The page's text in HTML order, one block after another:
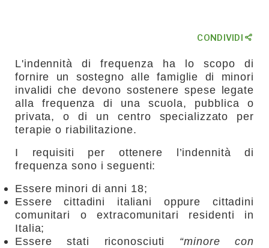
CONDIVIDI
L'indennità di frequenza ha lo scopo di
fornire un sostegno alle famiglie di minori
invalidi che devono sostenere spese legate
alla frequenza di una scuola, pubblica o
privata, o di un centro specializzato per
terapie o riabilitazione.
I requisiti per ottenere l’indennità di
frequenza sono i seguenti:
Essere minori di anni 18;
Essere cittadini italiani oppure cittadini
comunitari o extracomunitari residenti in
Italia;
Essere stati riconosciuti “minore con